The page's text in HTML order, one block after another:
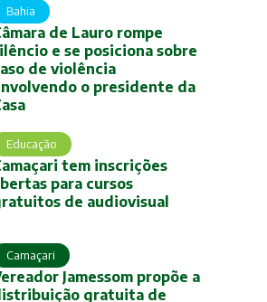
Bahia
de Lauro rompe
e se posiciona sobre
de violência
o presidente da
Educação
tem inscrições
para cursos
de audiovisual
Camaçari
Jamessom propõe a
gratuita de